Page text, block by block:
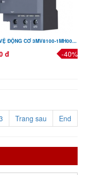
ĐỘNG CƠ 3MV8100-1MH00...
đ -40%
Trang sau End